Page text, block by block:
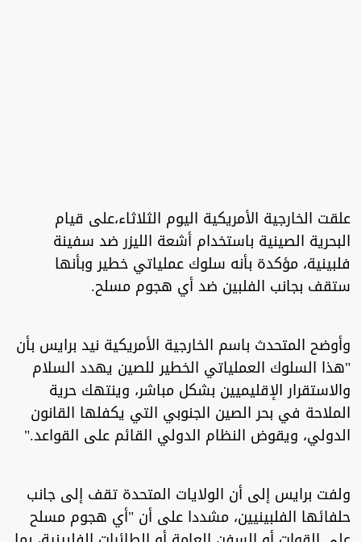
علقت الخارجية الأمريكية اليوم الثلاثاء،على قيام
البحرية الصينية باستخدام أشعة الليزر ضد سفينة
فلبينية، مؤكدة بأنه سلوك عملياتي خطير وبأنها
ستقف بجانب الفلبين ضد أي هجوم مسلح.
وأوضح المتحدث باسم الخارجية الأمريكية نيد برايس بأن
"هذا السلوك العملياتي الخطير للصين يهدد السلام
والاستقرار الإقليميين بشكل مباشر، وينتهك حرية
الملاحة في بحر الصين الجنوبي التي يكفلها القانون
الدولي، ويقوض النظام الدولي القائم على القواعد."
ولفت برايس إلى أن الولايات المتحدة تقف إلى جانب
حلفائها الفلبينيين، مشددا على أن "أي هجوم مسلح